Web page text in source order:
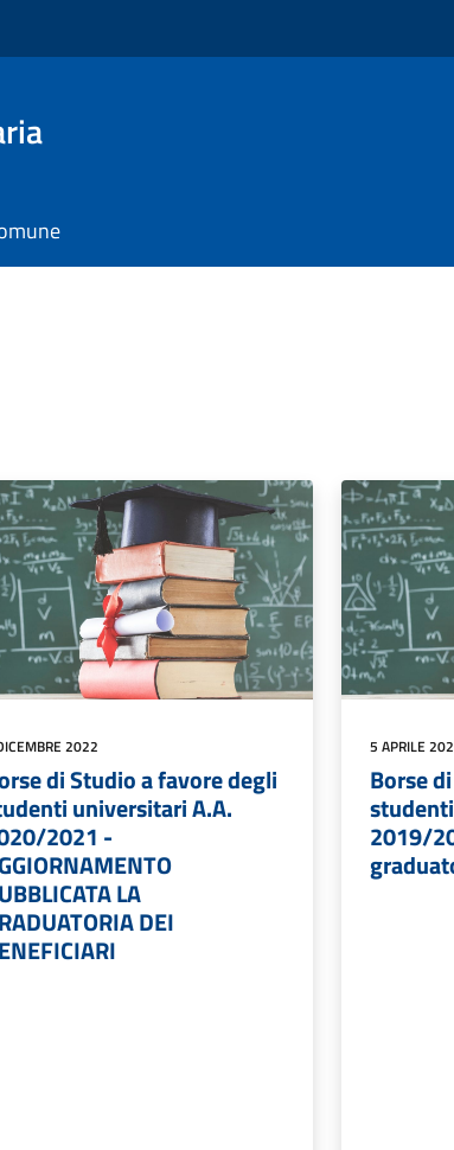
2022
di Studio a favore degli
universitari A.A.
2021 -
LA
DEI
5 APRILE
Borse
2019/